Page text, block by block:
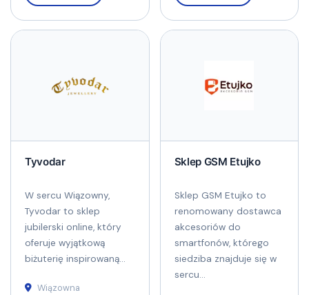
Tyvodar
W sercu Wiązowny,
Tyvodar to sklep
jubilerski online, który
oferuje wyjątkową
biżuterię inspirowaną...
Wiązowna
Sklep GSM Etujko
Sklep GSM Etujko to
renomowany dostawca
akcesoriów do
smartfonów, którego
siedziba znajduje się w
sercu...